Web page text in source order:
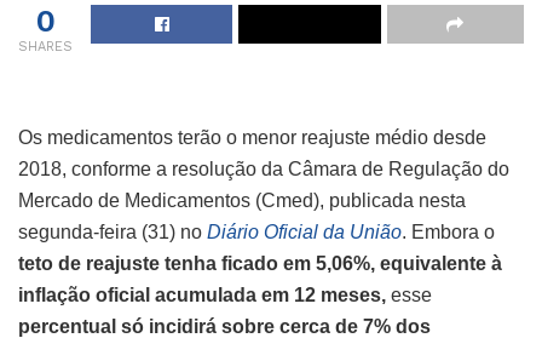
0
SHARES
Os medicamentos terão o menor reajuste médio desde
2018, conforme a resolução da Câmara de Regulação do
Mercado de Medicamentos (Cmed), publicada nesta
segunda-feira (31) no Diário Oficial da União. Embora o
teto de reajuste tenha ficado em 5,06%, equivalente à
inflação oficial acumulada em 12 meses, esse
percentual só incidirá sobre cerca de 7% dos